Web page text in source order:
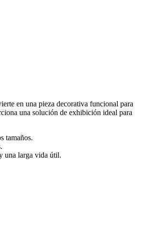
en una pieza decorativa funcional para
una solución de exhibición ideal para
tamaños.
una larga vida útil.